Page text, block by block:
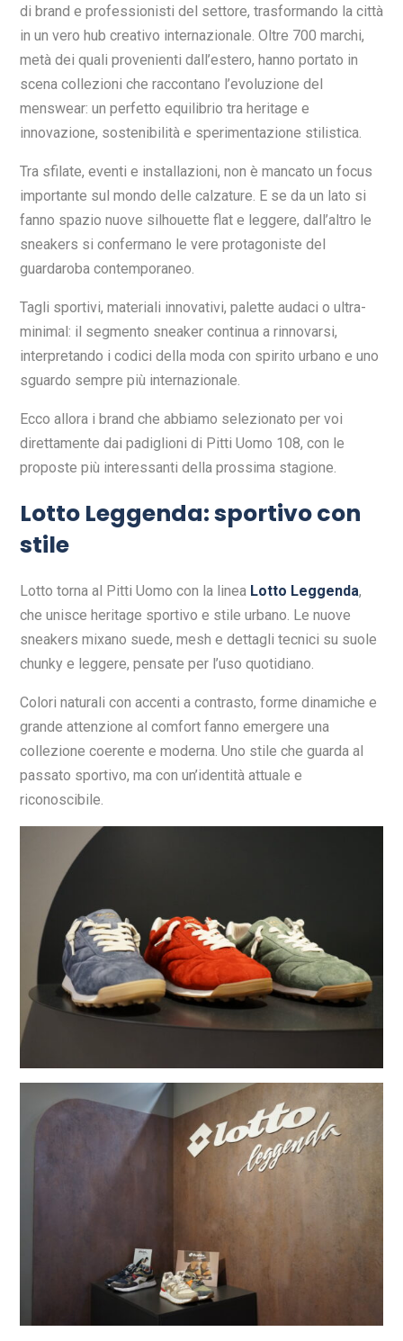
di brand e professionisti del settore, trasformando la città
in un vero hub creativo internazionale. Oltre 700 marchi,
metà dei quali provenienti dall’estero, hanno portato in
scena collezioni che raccontano l’evoluzione del
menswear: un perfetto equilibrio tra heritage e
innovazione, sostenibilità e sperimentazione stilistica.
Tra sfilate, eventi e installazioni, non è mancato un focus
importante sul mondo delle calzature. E se da un lato si
fanno spazio nuove silhouette flat e leggere, dall’altro le
sneakers si confermano le vere protagoniste del
guardaroba contemporaneo.
Tagli sportivi, materiali innovativi, palette audaci o ultra-
minimal: il segmento sneaker continua a rinnovarsi,
interpretando i codici della moda con spirito urbano e uno
sguardo sempre più internazionale.
Ecco allora i brand che abbiamo selezionato per voi
direttamente dai padiglioni di Pitti Uomo 108, con le
proposte più interessanti della prossima stagione.
Lotto Leggenda: sportivo con
stile
Lotto torna al Pitti Uomo con la linea Lotto Leggenda,
che unisce heritage sportivo e stile urbano. Le nuove
sneakers mixano suede, mesh e dettagli tecnici su suole
chunky e leggere, pensate per l’uso quotidiano.
Colori naturali con accenti a contrasto, forme dinamiche e
grande attenzione al comfort fanno emergere una
collezione coerente e moderna. Uno stile che guarda al
passato sportivo, ma con un’identità attuale e
riconoscibile.